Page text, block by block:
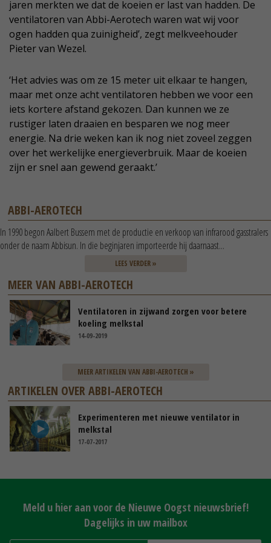
jaren merkten we dat de koeien er last van hadden. De
ventilatoren van Abbi-Aerotech waren wat wij voor
ogen hadden qua zuinigheid’, zegt melkveehouder
Pieter van Wezel.
‘Het advies was om ze 15 meter uit elkaar te hangen,
maar met onze acht ventilatoren hebben we voor een
iets kortere afstand gekozen. Dan kunnen we ze
rustiger laten draaien en besparen we nog meer
energie. Na drie weken kan ik nog niet zoveel zeggen
over het werkelijke energieverbruik. Maar de koeien
zijn er snel aan gewend geraakt.’
ABBI-AEROTECH
In 1990 begon Aalbert Bussem met de productie en verkoop van infrarood gasstralers
onder de naam Abbisun. In die beginjaren importeerde hij daarnaast...
LEES VERDER »
MEER VAN ABBI-AEROTECH
Ventilatoren in zijwand zorgen voor betere
koeling melkstal
14-09-2019
MEER ARTIKELEN VAN ABBI-AEROTECH »
ARTIKELEN OVER ABBI-AEROTECH
Experimenteren met nieuwe ventilator in
melkstal
17-07-2017
Meld u hier aan voor de Nieuwe Oogst nieuwsbrief!
Dagelijks in uw mailbox